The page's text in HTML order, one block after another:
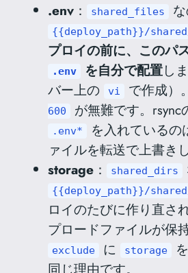
.env ： shared_files
{{deploy_path}}/
プロイの前に、このパ
.env を自分で配置し
バー上の
vi で作成）
600
が無難です。rsync
.env*
を入れているの
ァイルを転送で上書き
storage ： shared_dirs
{{deploy_path}}/
ロイのたびに作り直さ
プロードファイルが保
exclude に storage